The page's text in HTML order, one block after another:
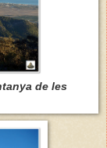
de les